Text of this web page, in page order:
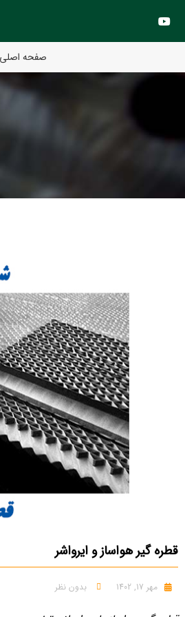
صفحه اصلی
قطره گیر هواساز و ایرواشر
مهر 17, 1402 بدون نظر